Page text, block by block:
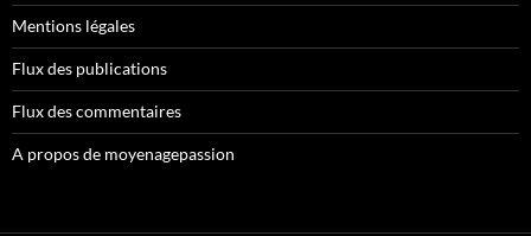
Mentions légales
Flux des publications
Flux des commentaires
A propos de moyenagepassion